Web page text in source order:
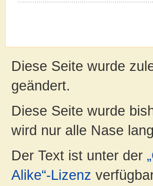
Diese Seite wurde
geändert.
Diese Seite wurde
wird nur alle Nase
Der Text ist unter der
Alike“-Lizenz